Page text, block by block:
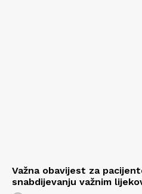
Važna obavijest za
snabdijevanju važnim